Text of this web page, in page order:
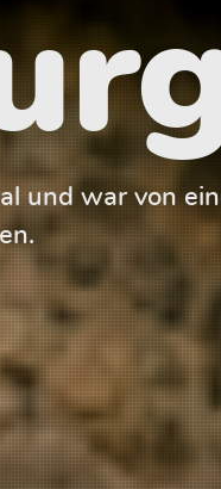
und war von